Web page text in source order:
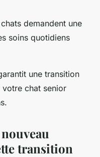
demandent une
soins quotidiens
une transition
chat senior
transition